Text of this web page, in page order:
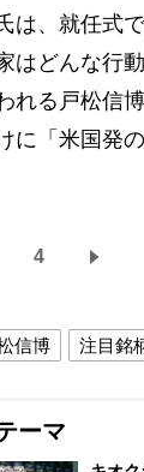
、就任式
はどんな行
れる戸松信
「米国発
4
信博 注目銘
ーマ